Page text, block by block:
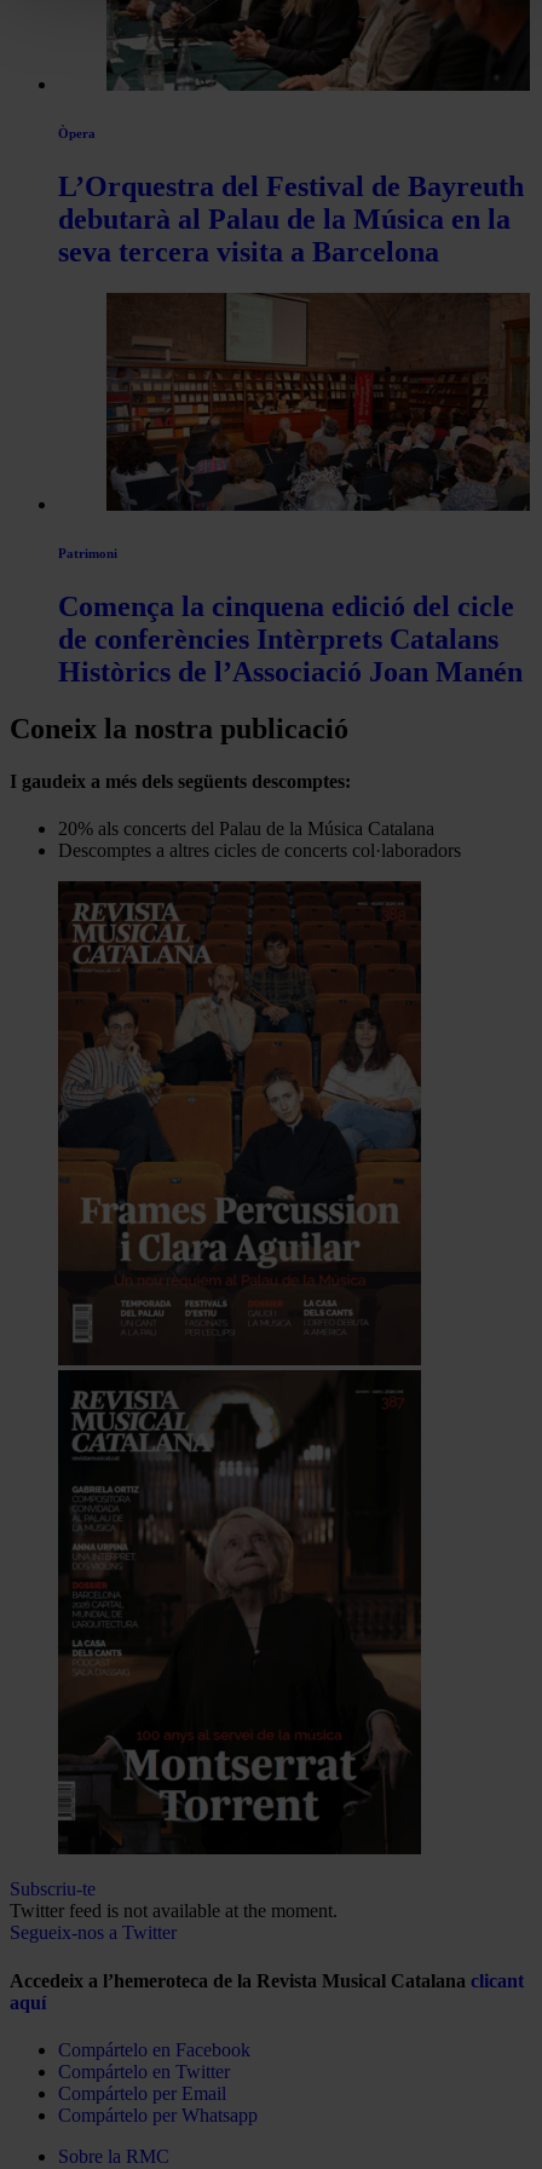
Òpera
L’Orquestra del Festival de Bayreuth
debutarà al Palau de la Música en la
seva tercera visita a Barcelona
Patrimoni
Comença la cinquena edició del cicle
de conferències Intèrprets Catalans
Històrics de l’Associació Joan Manén
Coneix la nostra publicació
I gaudeix a més dels següents descomptes:
20% als concerts del Palau de la Música Catalana
Descomptes a altres cicles de concerts col·laboradors
Subscriu-te
Twitter feed is not available at the moment.
Segueix-nos a Twitter
Accedeix a l’hemeroteca de la Revista Musical Catalana clicant
aquí
Compártelo en Facebook
Compártelo en Twitter
Compártelo per Email
Compártelo per Whatsapp
Sobre la RMC